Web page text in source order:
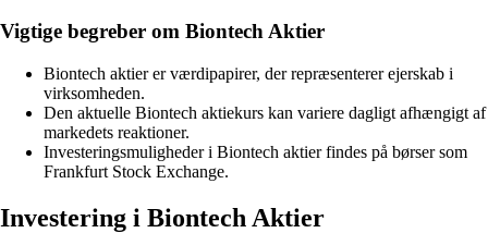
Vigtige begreber om Biontech Aktier
Biontech aktier er værdipapirer, der repræsenterer ejerskab i
virksomheden.
Den aktuelle Biontech aktiekurs kan variere dagligt afhængigt af
markedets reaktioner.
Investeringsmuligheder i Biontech aktier findes på børser som
Frankfurt Stock Exchange.
Investering i Biontech Aktier